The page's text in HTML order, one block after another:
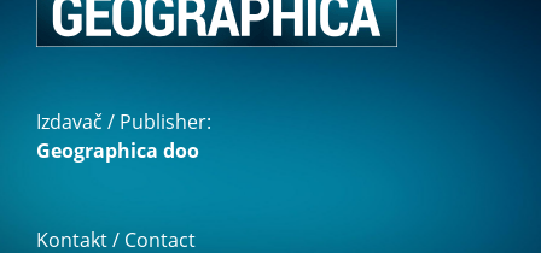
Izdavač / Publisher:
Geographica doo
Kontakt / Contact